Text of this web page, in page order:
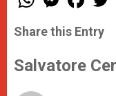
t
s
p
p
e
s
e
g
e
a
e
b
o
k
r
Share this Entry
Salvatore